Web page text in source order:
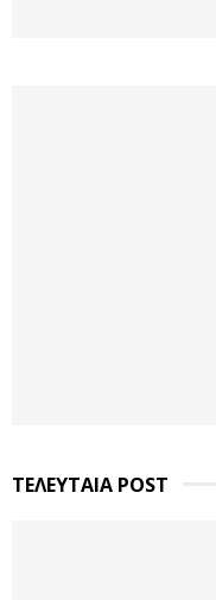
ΤΕΛΕΥΤΑΙΑ POST